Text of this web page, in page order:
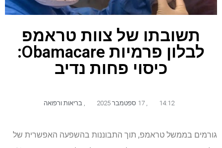
תשובתו של צוות טראמפ
לבלון פרמיות Obamacare:
כיסוי פחות נדיב
14:12 בריאות ורפואה
גורמים בממשל טראמפ, תוך התבוננות בהשפעה האפשרית של